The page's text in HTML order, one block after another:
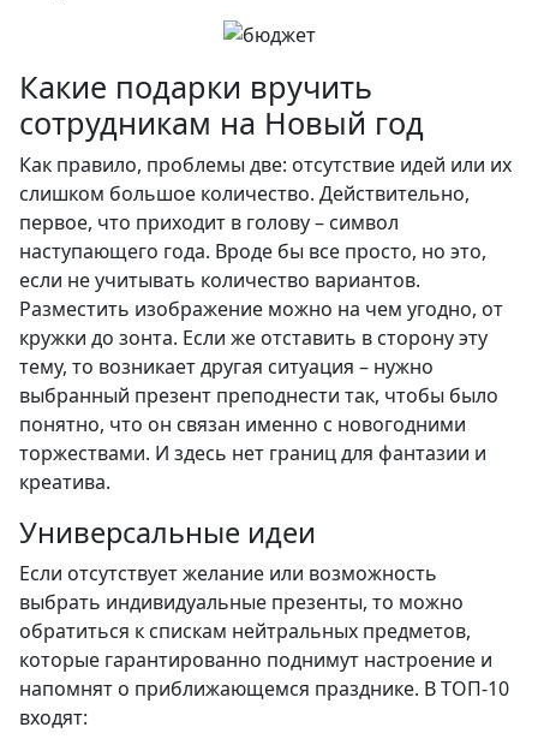
Какие подарки вручить
сотрудникам на Новый год
Как правило, проблемы две: отсутствие идей или их
слишком большое количество. Действительно,
первое, что приходит в голову – символ
наступающего года. Вроде бы все просто, но это,
если не учитывать количество вариантов.
Разместить изображение можно на чем угодно, от
кружки до зонта. Если же отставить в сторону эту
тему, то возникает другая ситуация – нужно
выбранный презент преподнести так, чтобы было
понятно, что он связан именно с новогодними
торжествами. И здесь нет границ для фантазии и
креатива.
Универсальные идеи
Если отсутствует желание или возможность
выбрать индивидуальные презенты, то можно
обратиться к спискам нейтральных предметов,
которые гарантированно поднимут настроение и
напомнят о приближающемся празднике. В ТОП-10
входят: